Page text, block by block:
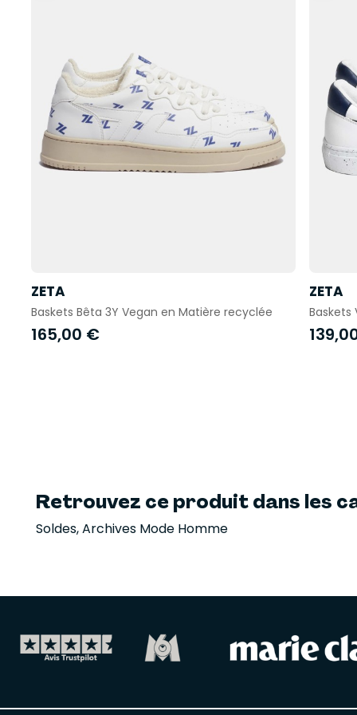
ZETA
Baskets Bêta 3Y Vegan en Matière recyclée
165,00 €
ZETA
Baskets
Retrouvez ce produit dans les
Soldes,Archives Mode Homme